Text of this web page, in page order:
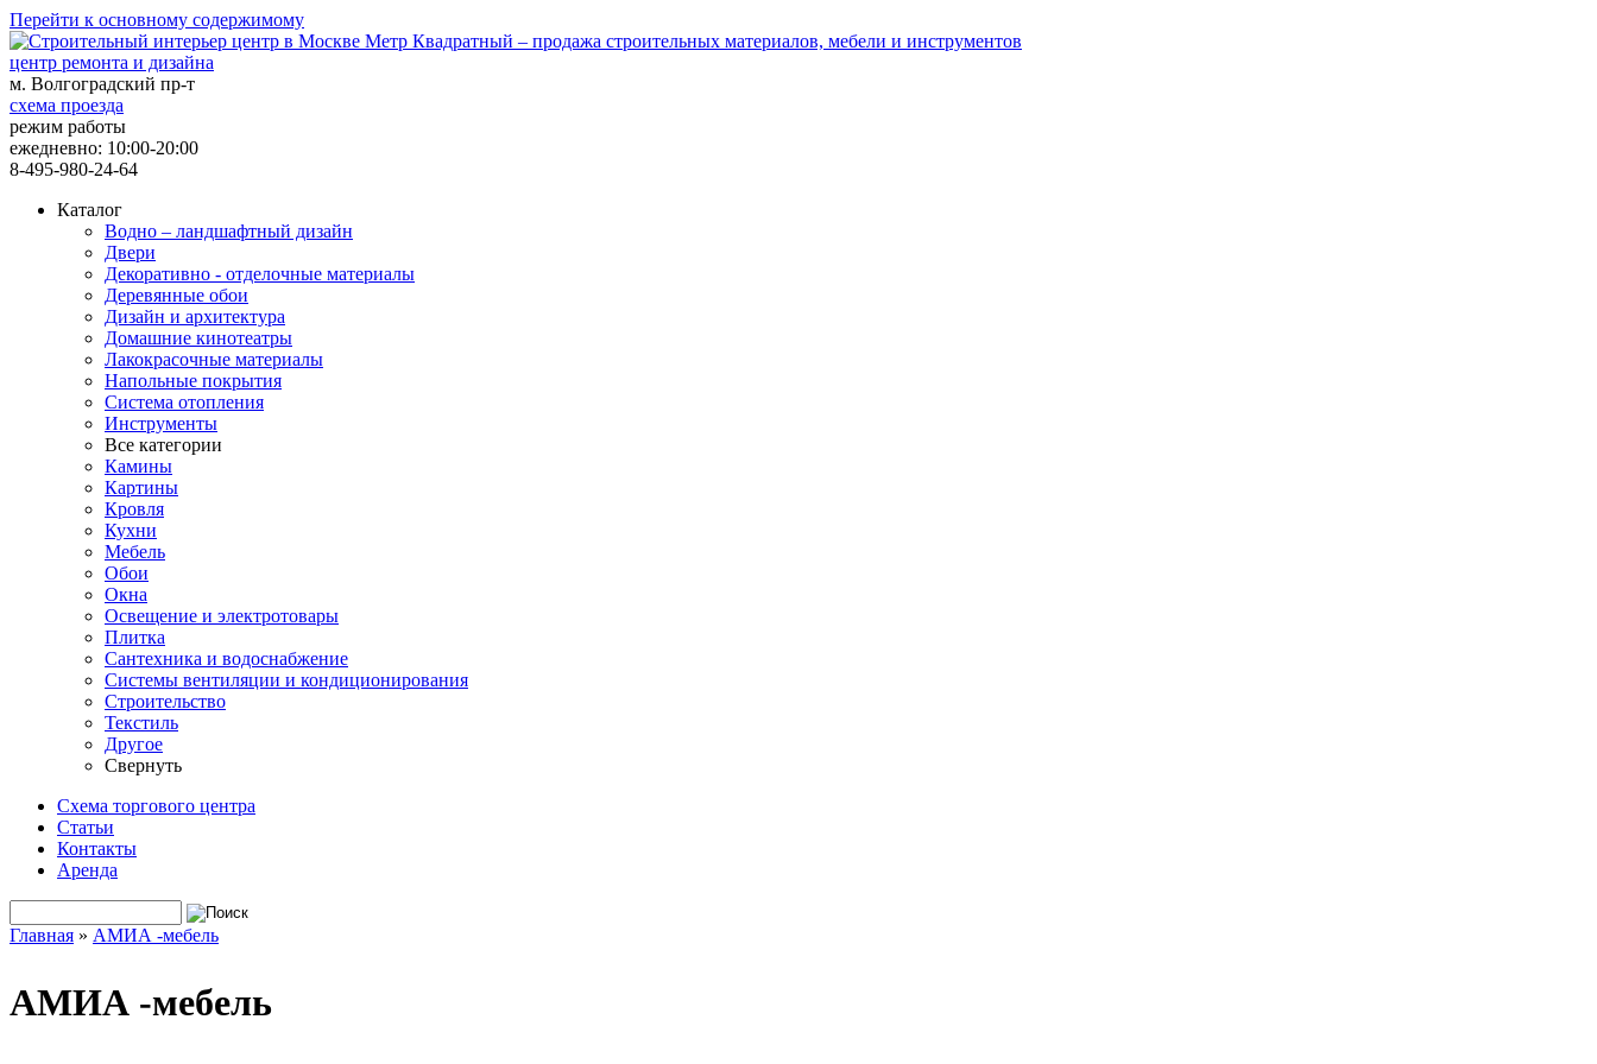
Перейти к основному содержимому
центр ремонта и дизайна
м. Волгоградский пр-т
схема проезда
режим работы
ежедневно: 10:00-20:00
8-495-980-24-64
Каталог
Водно – ландшафтный дизайн
Двери
Декоративно - отделочные материалы
Деревянные обои
Дизайн и архитектура
Домашние кинотеатры
Лакокрасочные материалы
Напольные покрытия
Система отопления
Инструменты
Все категории
Камины
Картины
Кровля
Кухни
Мебель
Обои
Окна
Освещение и электротовары
Плитка
Сантехника и водоснабжение
Системы вентиляции и кондиционирования
Строительство
Текстиль
Другое
Свернуть
Схема торгового центра
Статьи
Контакты
Аренда
Форма поиска
Главная » АМИА -мебель
АМИА -мебель